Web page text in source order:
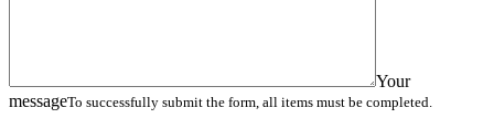
Your
messageTo successfully submit the form, all items must be completed.